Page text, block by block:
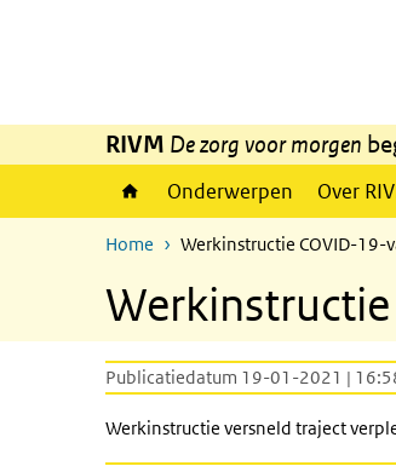
RIVM De zorg voor morgen
Onderwerpen Over
Home Werkinstructie COVID-19-
Publicatiedatum 19-01-2021 |
Werkinstructie versneld traject